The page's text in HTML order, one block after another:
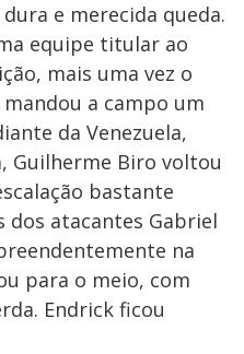
e merecida queda.
equipe titular ao
mais uma vez o
a campo um
da Venezuela,
Guilherme Biro voltou
bastante
dos atacantes Gabriel
na
para o meio, com
Endrick ficou